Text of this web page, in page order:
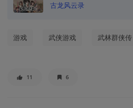
古龙风云录
游戏 武侠游戏 武林群侠传
11 6